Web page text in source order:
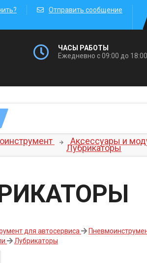
Отправить сообщение
ЧАСЫ РАБОТЫ
Ежедневно с 09:00 до 18:00
Аксессуары и
Лубрикаторы
для автосервиса
Лубрикаторы